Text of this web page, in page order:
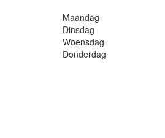
Maandag
Dinsdag
Woensdag
Donderdag